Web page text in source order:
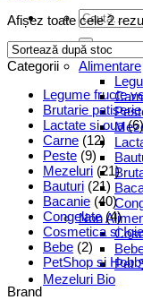
Caută
după:
Supermarket
Alimentare
Non
Pet
Mezeluri Bio
Afișez toate cele 2
Categorii
Legume fructe
Brutarie patiserie
Lactate si oua (6)
Carne (12)
Peste (9)
Mezeluri (21)
Bauturi (21)
Bacanie (40)
Congelate (4)
Cosmetica si
Bebe (2)
PetShop si
Brand